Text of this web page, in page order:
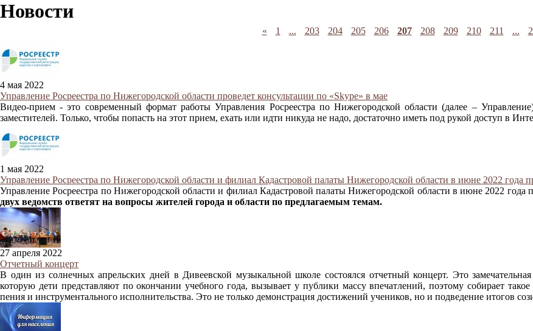
Новости
« 1 ... 203 204 205 206 207 208 209 210 211 ...
4 мая 2022
Управление Росреестра по Нижегородской области проведет консультации по «Skype» в мае
Видео-прием - это современный формат работы Управления Росреестра по Нижегородской области (далее –
заместителей. Только, чтобы попасть на этот прием, ехать или идти никуда не надо, достаточно иметь под рукой доступ в
1 мая 2022
Управление Росреестра по Нижегородской области и филиал Кадастровой палаты Нижегородской области в июне 2022 года
Управление Росреестра по Нижегородской области и филиал Кадастровой палаты Нижегородской области в июне 2022 года
двух ведомств ответят на вопросы жителей города и области по предлагаемым темам.
27 апреля 2022
Отчетный концерт
В один из солнечных апрельских дней в Дивеевской музыкальной школе состоялся отчетный концерт. Это
которую дети представляют по окончании учебного года, вызывает у публики массу впечатлений, поэтому собирает
пения и инструментального исполнительства. Это не только демонстрация достижений учеников, но и подведение итогов